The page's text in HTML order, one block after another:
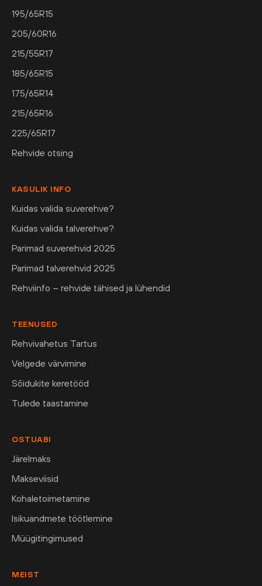
195/65R15
205/60R16
215/55R17
185/65R15
175/65R14
215/65R16
225/65R17
Rehvide otsing
KASULIK INFO
Kuidas valida suverehve?
Kuidas valida talverehve?
Parimad suverehvid 2025
Parimad talverehvid 2025
Rehviinfo – rehvide tähised ja lühendid
TEENUSED
Rehvivahetus Tartus
Velgede värvimine
Sõidukite keretööd
Tulede taastamine
OSTUABI
Järelmaks
Makseviisid
Kohaletoimetamine
Isikuandmete töötlemine
Müügitingimused
MEIST